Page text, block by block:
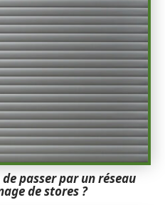
passer par un réseau
de stores ?